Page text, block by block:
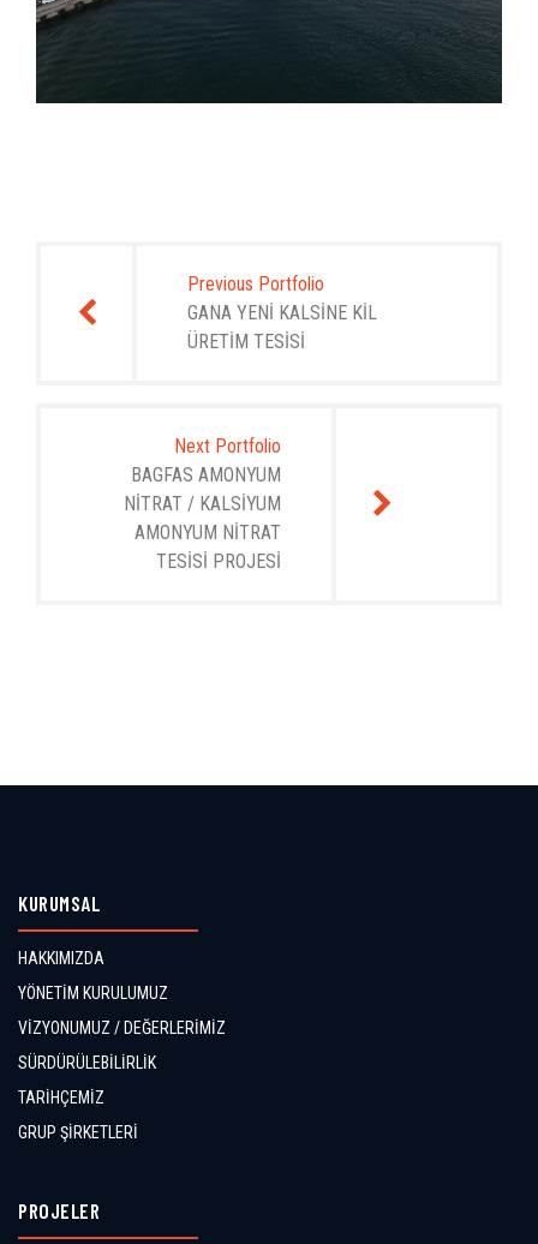
gezinmesiPrevious Portfolio
GANA YENİ KALSİNE KİL
ÜRETİM TESİSİ
Next Portfolio
BAGFAS AMONYUM
NİTRAT / KALSİYUM
AMONYUM NİTRAT
TESİSİ PROJESİ
KURUMSAL
HAKKIMIZDA
YÖNETİM KURULUMUZ
VİZYONUMUZ / DEĞERLERİMİZ
SÜRDÜRÜLEBİLİRLİK
TARİHÇEMİZ
GRUP ŞİRKETLERİ
PROJELER